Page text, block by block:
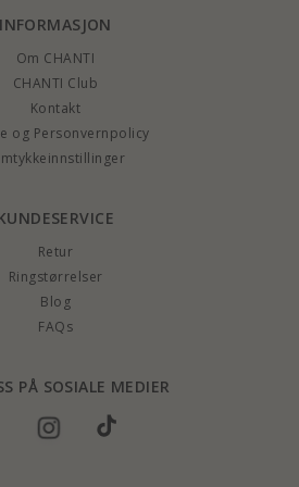
INFORMASJON
Om CHANTI
CHANTI Club
Kontakt
og Personvernpolicy
Retur
Ringstørrelser
Blog
FAQs
PÅ SOSIALE MEDIER